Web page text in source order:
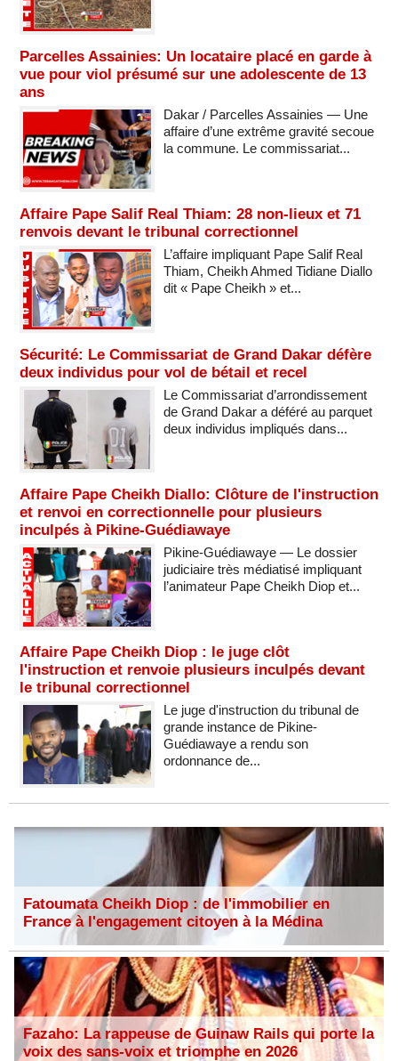
Parcelles Assainies: Un locataire placé en garde à
vue pour viol présumé sur une adolescente de 13
ans
Dakar / Parcelles Assainies — Une
affaire d’une extrême gravité secoue
la commune. Le commissariat...
Affaire Pape Salif Real Thiam: 28 non-lieux et 71
renvois devant le tribunal correctionnel
L’affaire impliquant Pape Salif Real
Thiam, Cheikh Ahmed Tidiane Diallo
dit « Pape Cheikh » et...
Sécurité: Le Commissariat de Grand Dakar défère
deux individus pour vol de bétail et recel
Le Commissariat d’arrondissement
de Grand Dakar a déféré au parquet
deux individus impliqués dans...
Affaire Pape Cheikh Diallo: Clôture de l'instruction
et renvoi en correctionnelle pour plusieurs
inculpés à Pikine-Guédiawaye
Pikine-Guédiawaye — Le dossier
judiciaire très médiatisé impliquant
l’animateur Pape Cheikh Diop et...
Affaire Pape Cheikh Diop : le juge clôt
l'instruction et renvoie plusieurs inculpés devant
le tribunal correctionnel
Le juge d'instruction du tribunal de
grande instance de Pikine-
Guédiawaye a rendu son
ordonnance de...
Fatoumata Cheikh Diop : de l'immobilier en
France à l'engagement citoyen à la Médina
Fazaho: La rappeuse de Guinaw Rails qui porte la
voix des sans-voix et triomphe en 2026